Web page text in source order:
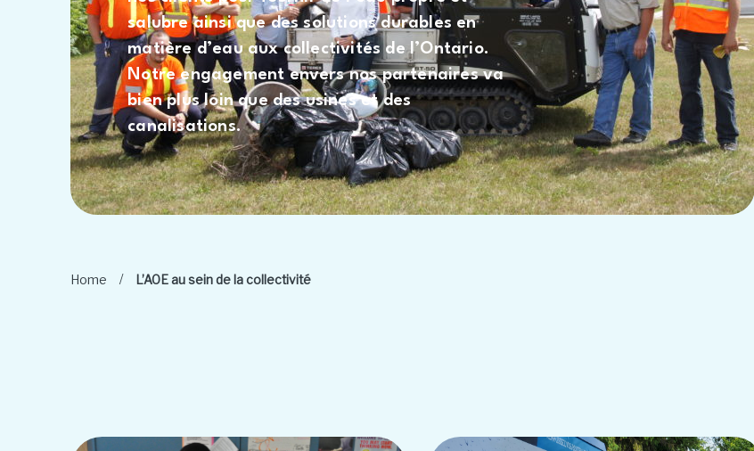
salubre ainsi que des solutions durables en
matière d’eau aux collectivités de l’Ontario.
Notre engagement envers nos partenaires va
bien plus loin que des usines et des
canalisations.
Home / L’AOE au sein de la collectivité